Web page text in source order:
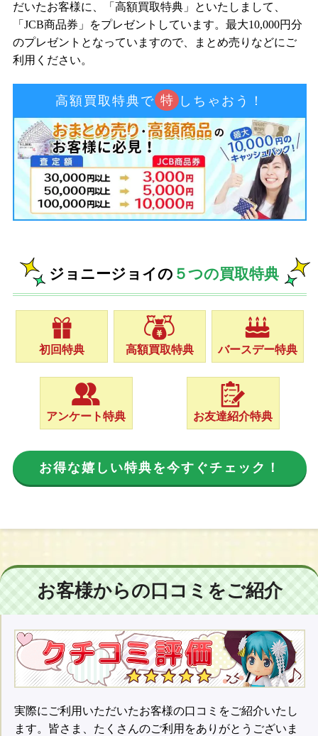
だいたお客様に、「高額買取特典」といたしまして、
「JCB商品券」をプレゼントしています。最大10,000円分
のプレゼントとなっていますので、まとめ売りなどにご
利用ください。
高額買取特典で 特 しちゃおう！
ジョニージョイの ５つの買取特典
初回特典 高額買取特典 バースデー特典
アンケート特典 お友達紹介特典
お得な嬉しい特典を今すぐチェック！
お客様からの口コミをご紹介
実際にご利用いただいたお客様の口コミをご紹介いたし
ます。皆さま、たくさんのご利用をありがとうございま